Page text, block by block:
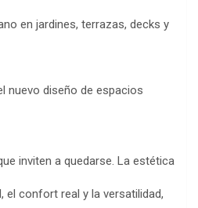
en jardines, terrazas, decks y
nuevo diseño de espacios
inviten a quedarse. La estética
el confort real y la versatilidad,